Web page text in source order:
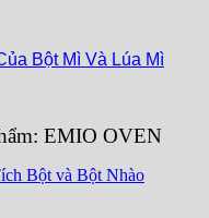
Bột Mì Và Lúa Mì
EMIO OVEN